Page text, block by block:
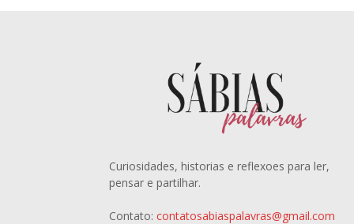
Curiosidades, historias e reflexoes para ler,
pensar e partilhar.
Contato: contatosabiaspalavras@gmail.com